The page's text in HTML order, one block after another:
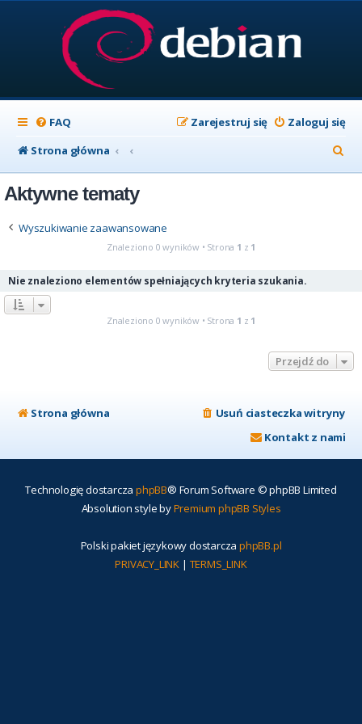
FAQ Zaloguj się
Zarejestruj się
Strona główna
z
Aktywne tematy
Wyszukiwanie zaawansowane
Znaleziono 0 wyników • Strona 1 z 1
Nie znaleziono elementów spełniających kryteria szukania.
Znaleziono 0 wyników • Strona 1 z 1
Przejdź do
Strona główna
Usuń ciasteczka witryny
Kontakt z nami
Technologię dostarcza phpBB® Forum Software © phpBB Limited
Absolution style byPremium phpBB Styles
Polski pakiet językowy dostarcza phpBB.pl
PRIVACY_LINK | TERMS_LINK